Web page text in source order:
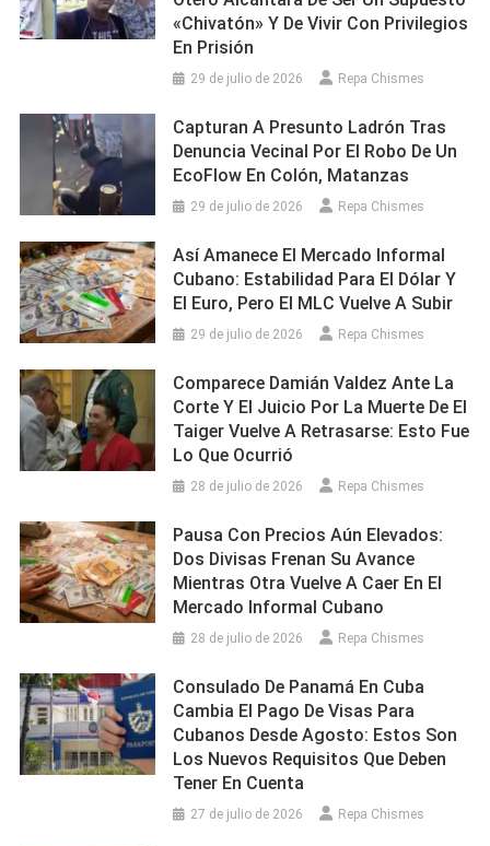
«chivatón» Y De Vivir Con Privilegios
En Prisión
29 de julio de 2026 Repa Chismes
Capturan A Presunto Ladrón Tras
Denuncia Vecinal Por El Robo De Un
EcoFlow En Colón, Matanzas
29 de julio de 2026 Repa Chismes
Así Amanece El Mercado Informal
Cubano: Estabilidad Para El Dólar Y
El Euro, Pero El MLC Vuelve A Subir
29 de julio de 2026 Repa Chismes
Comparece Damián Valdez Ante La
Corte Y El Juicio Por La Muerte De El
Taiger Vuelve A Retrasarse: Esto Fue
Lo Que Ocurrió
28 de julio de 2026 Repa Chismes
Pausa Con Precios Aún Elevados:
Dos Divisas Frenan Su Avance
Mientras Otra Vuelve A Caer En El
Mercado Informal Cubano
28 de julio de 2026 Repa Chismes
Consulado De Panamá En Cuba
Cambia El Pago De Visas Para
Cubanos Desde Agosto: Estos Son
Los Nuevos Requisitos Que Deben
Tener En Cuenta
27 de julio de 2026 Repa Chismes